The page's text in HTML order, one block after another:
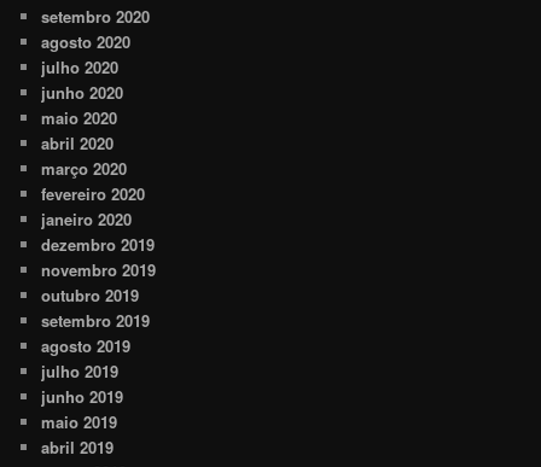
setembro 2020
agosto 2020
julho 2020
junho 2020
maio 2020
abril 2020
março 2020
fevereiro 2020
janeiro 2020
dezembro 2019
novembro 2019
outubro 2019
setembro 2019
agosto 2019
julho 2019
junho 2019
maio 2019
abril 2019